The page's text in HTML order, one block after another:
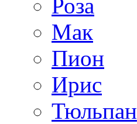
Роза
Мак
Пион
Ирис
Тюльпан